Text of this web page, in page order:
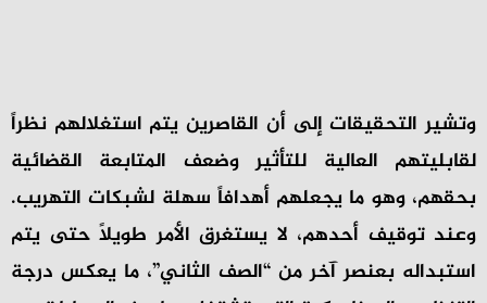
وتشير التحقيقات إلى أن القاصرين يتم استغلالهم نظراً
لقابليتهم العالية للتأثير وضعف المتابعة القضائية
بحقهم، وهو ما يجعلهم أهدافاً سهلة لشبكات التهريب.
وعند توقيف أحدهم، لا يستغرق الأمر طويلاً حتى يتم
استبداله بعنصر آخر من “الصف الثاني”، ما يعكس درجة